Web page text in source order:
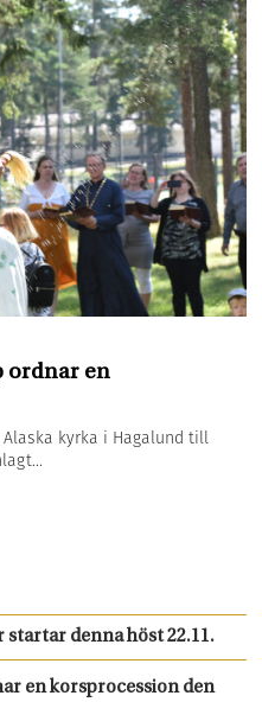
ordnar en
kyrka i Hagalund till
denna höst 22.11.
en korsprocession den